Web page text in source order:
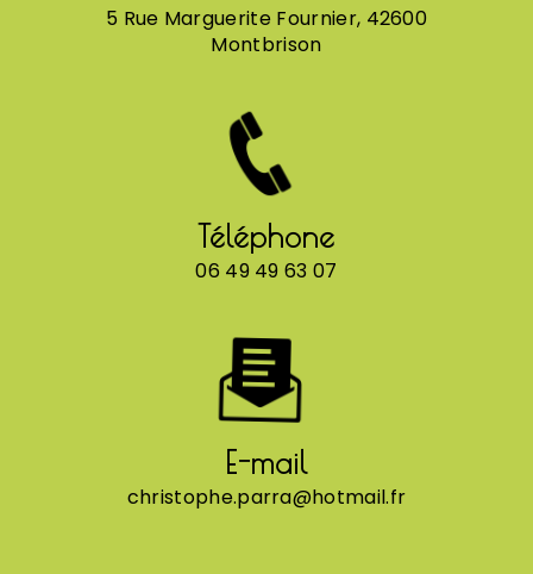
5 Rue Marguerite Fournier, 42600
Montbrison
Téléphone
06 49 49 63 07
E-mail
christophe.parra@hotmail.fr